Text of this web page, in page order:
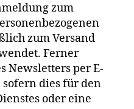
zum
zum Versand
Ferner
Newsletters per E-
dies für den
oder eine